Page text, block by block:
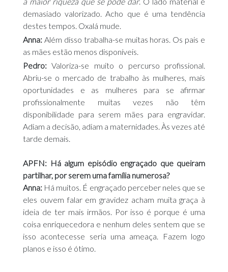
demasiado valorizado. Acho que é uma tendência
destes tempos. Oxalá mude.
Anna: Além disso trabalha-se muitas horas. Os pais e
as mães estão menos disponíveis.
Pedro: Valoriza-se muito o percurso profissional.
Abriu-se o mercado de trabalho às mulheres, mais
oportunidades e as mulheres para se afirmar
profissionalmente muitas vezes não têm
disponibilidade para serem mães para engravidar.
Adiam a decisão, adiam a maternidades. Às vezes até
tarde demais.
APFN: Há algum episódio engraçado que queiram
partilhar, por serem uma família numerosa?
Anna: Há muitos. É engraçado perceber neles que se
eles ouvem falar em gravidez acham muita graça à
ideia de ter mais irmãos. Por isso é porque é uma
coisa enriquecedora e nenhum deles sentem que se
isso acontecesse seria uma ameaça. Fazem logo
planos e isso é ótimo.